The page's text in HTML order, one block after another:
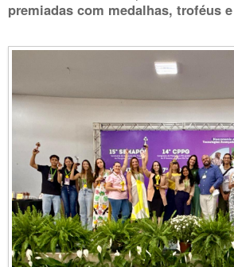
premiadas com medalhas, troféus